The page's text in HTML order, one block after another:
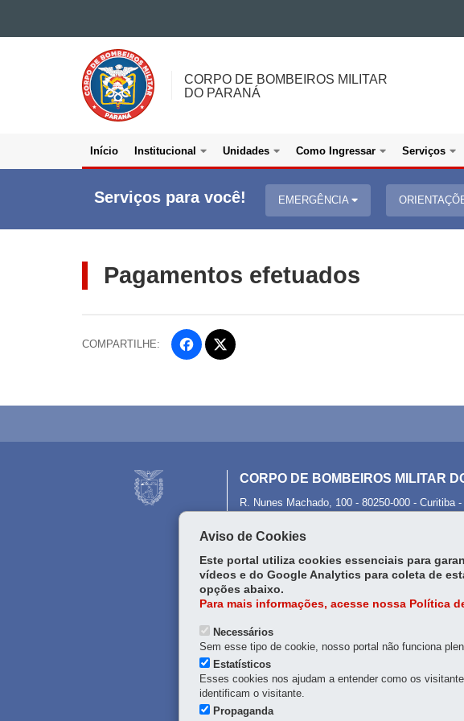
Ir para a navegação
Ir para a busca
Mapa do site
CORPO
DE
BOMBEIROS
MILITAR
PARANÁ
CORPO DE BOMBEIROS MILITAR
DO PARANÁ
Navegacao
Colunas
Início Institucional Unidades Como Ingressar Serviços
Serviços para você! EMERGÊNCIA
Pagamentos efetuados
COMPARTILHE:
Fa
ce
ok
CORPO DE BOMBEIROS MILITAR
R. Nunes Machado, 100 - 80250-000 - Curitiba-
Aviso de Cookies
Este portal utiliza cookies essenciais para
vídeos e do Google Analytics para coleta de
opções abaixo.
Para mais informações, acesse nossa Política
Necessários
Sem esse tipo de cookie, nosso portal não funciona
Estatísticos
Esses cookies nos ajudam a entender como os
identificam o visitante.
Propaganda